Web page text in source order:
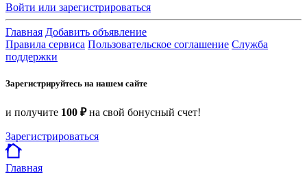
Войти или зарегистрироваться
Главная Добавить объявление
Правила сервиса Пользовательское соглашение Служба
поддержки
Зарегистрируйтесь на нашем сайте
и получите 100 ₽на свой бонусный счет!
Зарегистрироваться
Главная